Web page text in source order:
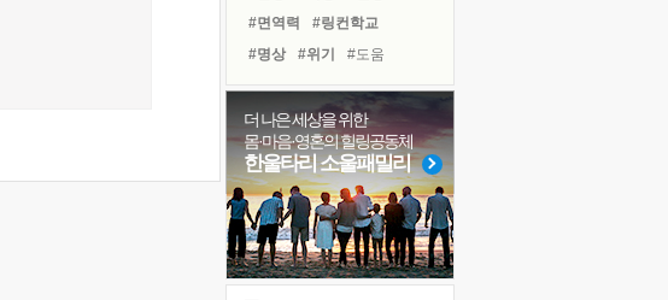
꿈이 실제가 되는 것
'말 타는 법'을 먼저
졸업식 사진을 보며
아픈 아버지를 위한 공간 설계
극심한 변비, 어깨결림, 수면 장애
보고 싶은 어머니
유년 시절의 부산 영도 바다
#면역력
#링컨학교
#명상
#위기
#도움
#아이들
#극복
#유튜브
#선택
#삶 #사람
#나눔
#친구
#바이러스
#독서
#비전캠프
#계획
#독서캠프
더 나은 세상을 위한
몸·마음·영혼의 힐링공동체
한울타리 소울패밀리